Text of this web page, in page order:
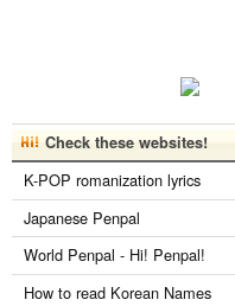
Check these websites!
K-POP romanization lyrics
Japanese Penpal
World Penpal - Hi! Penpal!
How to read Korean Names